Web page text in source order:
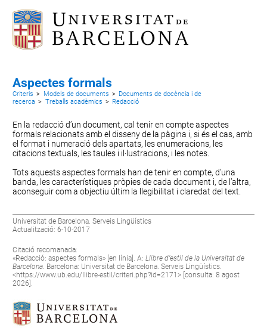
Aspectes formals
Criteris > Models de documents > Documents de docència i de
recerca > Treballs acadèmics > Redacció
En la redacció d’un document, cal tenir en compte aspectes
formals relacionats amb eldisseny de la pàgina i, si és el cas, amb
elformat i numeració dels apartats, lesenumeracions, les
citacions textuals, lestaules i il·lustracions, i les notes
Tots aquests aspectes formals han de tenir en compte, d’una
banda, les característiques pròpies de cada document i, de l’altra,
aconseguir com a objectiu últim la llegibilitat i claredat del text.
Universitat de Barcelona. Serveis Lingüístics
Actualització: 6-10-2017
Citació recomanada:
«Redacció: aspectes formals» [en línia]. A:Llibre d’estil de la Universitat de
Barcelona. Barcelona: Universitat de Barcelona. Serveis Lingüístics.
<https://www.ub.edu/llibre-estil/criteri.php?id=2171> [consulta: 8 agost
2026].